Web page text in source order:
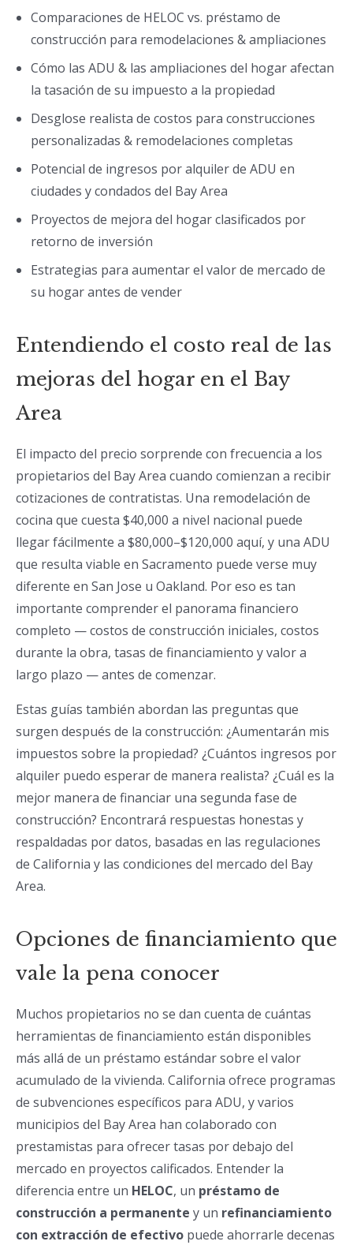
Comparaciones de HELOC vs. préstamo de
construcción para remodelaciones & ampliaciones
Cómo las ADU & las ampliaciones del hogar afectan
la tasación de su impuesto a la propiedad
Desglose realista de costos para construcciones
personalizadas & remodelaciones completas
Potencial de ingresos por alquiler de ADU en
ciudades y condados del Bay Area
Proyectos de mejora del hogar clasificados por
retorno de inversión
Estrategias para aumentar el valor de mercado de
su hogar antes de vender
Entendiendo el costo real de las
mejoras del hogar en el Bay
Area
El impacto del precio sorprende con frecuencia a los
propietarios del Bay Area cuando comienzan a recibir
cotizaciones de contratistas. Una remodelación de
cocina que cuesta $40,000 a nivel nacional puede
llegar fácilmente a $80,000–$120,000 aquí, y una ADU
que resulta viable en Sacramento puede verse muy
diferente en San Jose u Oakland. Por eso es tan
importante comprender el panorama financiero
completo — costos de construcción iniciales, costos
durante la obra, tasas de financiamiento y valor a
largo plazo — antes de comenzar.
Estas guías también abordan las preguntas que
surgen después de la construcción: ¿Aumentarán mis
impuestos sobre la propiedad? ¿Cuántos ingresos por
alquiler puedo esperar de manera realista? ¿Cuál es la
mejor manera de financiar una segunda fase de
construcción? Encontrará respuestas honestas y
respaldadas por datos, basadas en las regulaciones
de California y las condiciones del mercado del Bay
Area.
Opciones de financiamiento que
vale la pena conocer
Muchos propietarios no se dan cuenta de cuántas
herramientas de financiamiento están disponibles
más allá de un préstamo estándar sobre el valor
acumulado de la vivienda. California ofrece programas
de subvenciones específicos para ADU, y varios
municipios del Bay Area han colaborado con
prestamistas para ofrecer tasas por debajo del
mercado en proyectos calificados. Entender la
diferencia entre un HELOC, un préstamo de
construcción a permanente y un refinanciamiento
con extracción de efectivo puede ahorrarle decenas